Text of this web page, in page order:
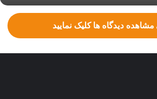
مشاهده دیدگاه ها کلیک نمایید